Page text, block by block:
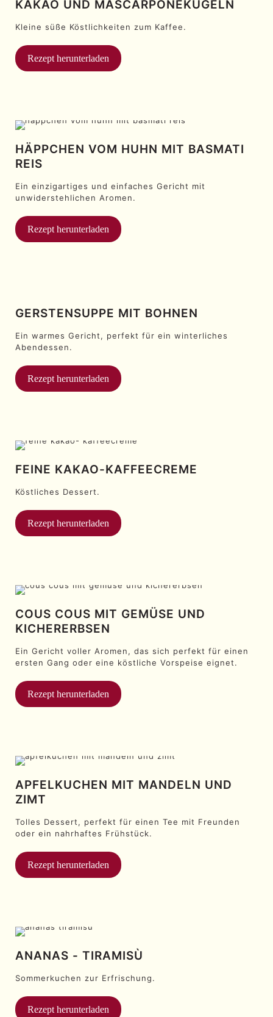
KAKAO UND MASCARPONEKUGELN
Kleine süße Köstlichkeiten zum Kaffee.
Rezept herunterladen
HÄPPCHEN VOM HUHN MIT BASMATI
REIS
Ein einzigartiges und einfaches Gericht mit
unwiderstehlichen Aromen.
Rezept herunterladen
GERSTENSUPPE MIT BOHNEN
Ein warmes Gericht, perfekt für ein winterliches
Abendessen.
Rezept herunterladen
FEINE KAKAO-KAFFEECREME
Köstliches Dessert.
Rezept herunterladen
COUS COUS MIT GEMÜSE UND
KICHERERBSEN
Ein Gericht voller Aromen, das sich perfekt für einen
ersten Gang oder eine köstliche Vorspeise eignet.
Rezept herunterladen
APFELKUCHEN MIT MANDELN UND
ZIMT
Tolles Dessert, perfekt für einen Tee mit Freunden
oder ein nahrhaftes Frühstück.
Rezept herunterladen
ANANAS - TIRAMISÙ
Sommerkuchen zur Erfrischung.
Rezept herunterladen